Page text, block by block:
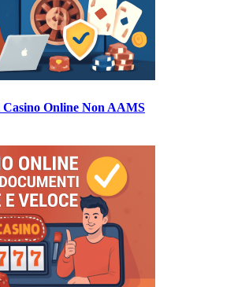
Casino Online Non AAMS